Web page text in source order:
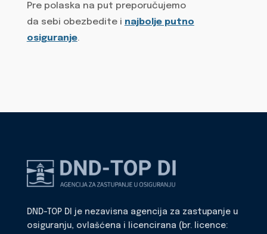
Pre polaska na put preporučujemo
da sebi obezbedite i najbolje putno
osiguranje.
DND-TOP DI je nezavisna agencija za zastupanje u
osiguranju, ovlašćena i licencirana (br. licence: